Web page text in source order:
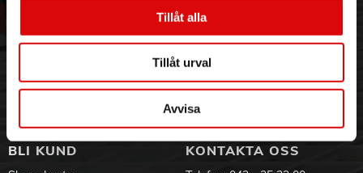
Tillåt alla
Tillåt urval
Avvisa
- ”Made in Germany” på utbuckning visar ursprungsland på
- ”Single Press Out” tillåter förpackningen att öppnas enkelt
- Garanterad förvaringstid på 10 år
- Svanenmärkt
Batteristorlek: AA
Visselblåsning
Aktuellt på Order
Service & Support
Godsefterlysning & Felleverans
Integritetspolicy
Om cookies
BLI KUND KONTAKTA OSS